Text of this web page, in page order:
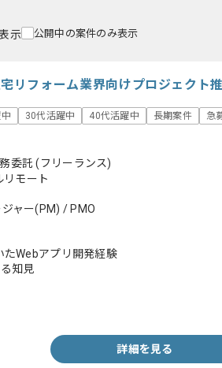
示 公開中の案件のみ表示
宅リフォーム業界向けプロジェクト
30代活躍中 40代活躍中 長期案件
急
委託(フリーランス)
モート
ャー(PM) / PMO
たWebアプリ開発経験
知見
詳細を見る